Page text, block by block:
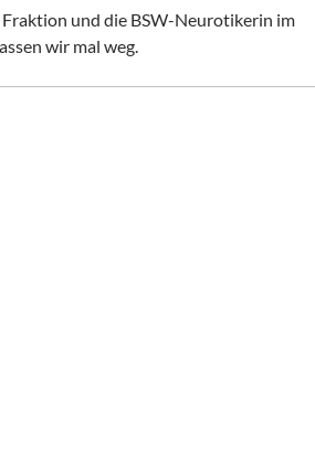
und die BSW-Neurotikerin im
wir mal weg.